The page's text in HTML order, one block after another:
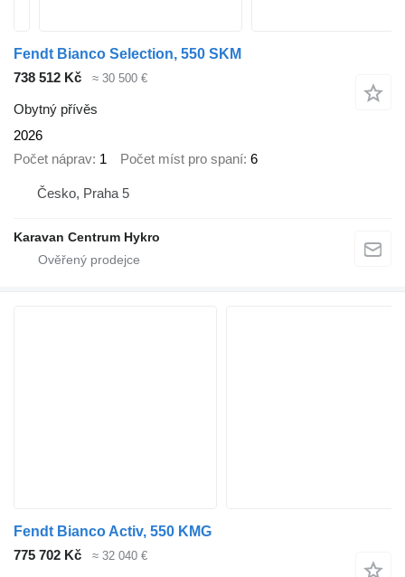
Fendt Bianco Selection, 550 SKM
738 512 Kč
≈ 30 500 €
Obytný přívěs
2026
Počet náprav 1 Počet míst pro spaní 6
Česko, Praha 5
Karavan Centrum Hykro
Fendt Bianco Activ, 550 KMG
775 702 Kč
≈ 32 040 €